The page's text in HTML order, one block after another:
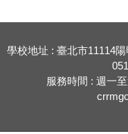
學校地址 : 臺北市11114
服務時間 : 週一